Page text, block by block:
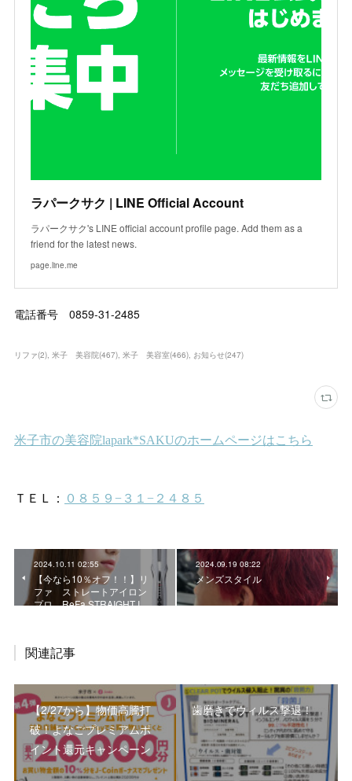
ラパークサク | LINE Official Account
ラパークサク's LINE official account profile page. Add them as a
friend for the latest news.
page.line.me
電話番号 0859-31-2485
リファ(2) 米子 美容院(467) 米子 美容室(466) お知らせ(247)
2024.10.11 02:55
【今なら10％オフ！！】リ
ファ ストレートアイロン
プロ ReFa STRAIGHT I…
2024.09.19 08:22
メンズスタイル
関連記事
【2/27から】物価高騰打
破！よなごプレミアムポ
イント還元キャンペーン
歯磨きでウィルス撃退！